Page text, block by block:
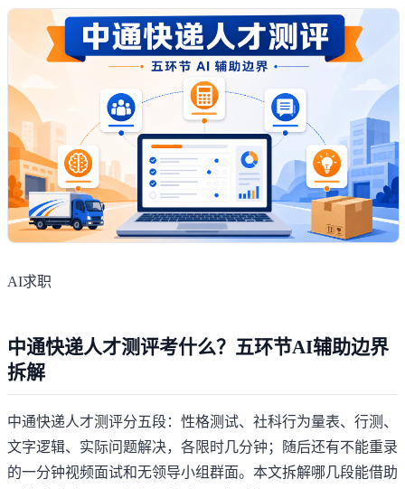
AI求职
中通快递人才测评考什么？五环节AI辅助边界
拆解
中通快递人才测评分五段：性格测试、社科行为量表、行测、
文字逻辑、实际问题解决，各限时几分钟；随后还有不能重录
的一分钟视频面试和无领导小组群面。本文拆解哪几段能借助